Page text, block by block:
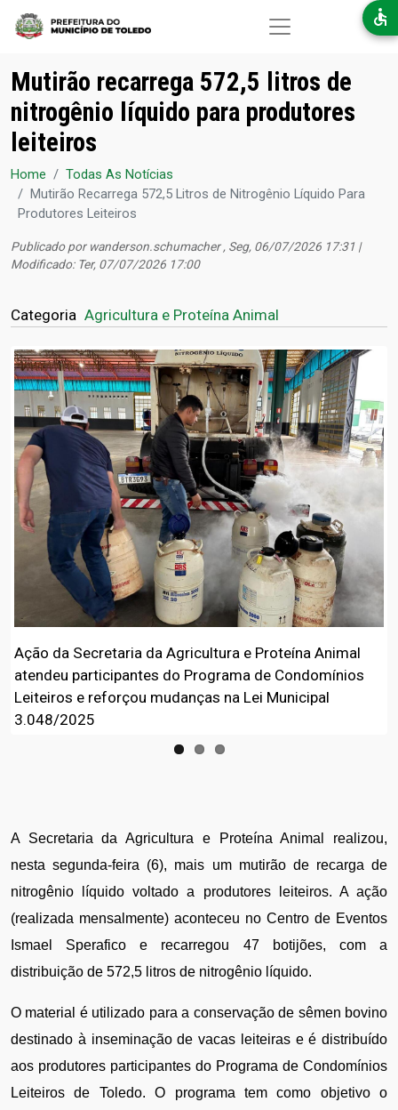
Pular para o conteúdo principal
Mutirão recarrega 572,5 litros de
nitrogênio líquido para produtores
leiteiros
Home
Todas As Notícias
Mutirão Recarrega 572,5 Litros de Nitrogênio Líquido Para
Produtores Leiteiros
Publicado por wanderson.schumacher, Seg, 06/07/2026 17:31 |
Modificado: Ter, 07/07/2026 17:00
Categoria Agricultura e Proteína Animal
Ação da Secretaria da Agricultura e Proteína Animal
atendeu participantes do Programa de Condomínios
Leiteiros e reforçou mudanças na Lei Municipal
3.048/2025
A Secretaria da Agricultura e Proteína Animal realizou,
nesta segunda-feira (6), mais um mutirão de recarga de
nitrogênio líquido voltado a produtores leiteiros. A ação
(realizada mensalmente) aconteceu no Centro de Eventos
Ismael Sperafico e recarregou 47 botijões, com a
distribuição de 572,5 litros de nitrogênio líquido.
O material é utilizado para a conservação de sêmen bovino
destinado à inseminação de vacas leiteiras e é distribuído
aos produtores participantes do Programa de Condomínios
Leiteiros de Toledo. O programa tem como objetivo o